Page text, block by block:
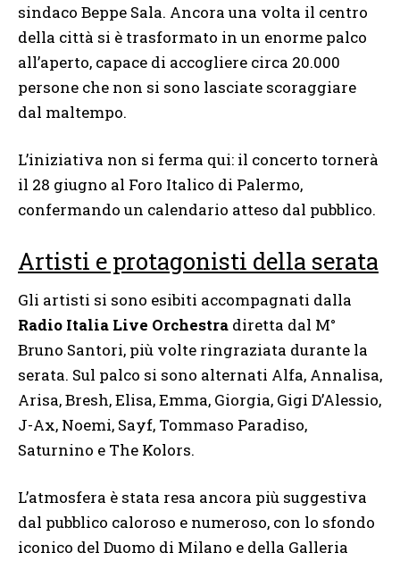
sindaco Beppe Sala. Ancora una volta il centro
della città si è trasformato in un enorme palco
all’aperto, capace di accogliere circa 20.000
persone che non si sono lasciate scoraggiare
dal maltempo.
L’iniziativa non si ferma qui: il concerto tornerà
il 28 giugno al Foro Italico di Palermo,
confermando un calendario atteso dal pubblico.
Artisti e protagonisti della serata
Gli artisti si sono esibiti accompagnati dalla
Radio Italia Live Orchestra diretta dal M°
Bruno Santori, più volte ringraziata durante la
serata. Sul palco si sono alternati Alfa, Annalisa,
Arisa, Bresh, Elisa, Emma, Giorgia, Gigi D’Alessio,
J-Ax, Noemi, Sayf, Tommaso Paradiso,
Saturnino e The Kolors.
L’atmosfera è stata resa ancora più suggestiva
dal pubblico caloroso e numeroso, con lo sfondo
iconico del Duomo di Milano e della Galleria